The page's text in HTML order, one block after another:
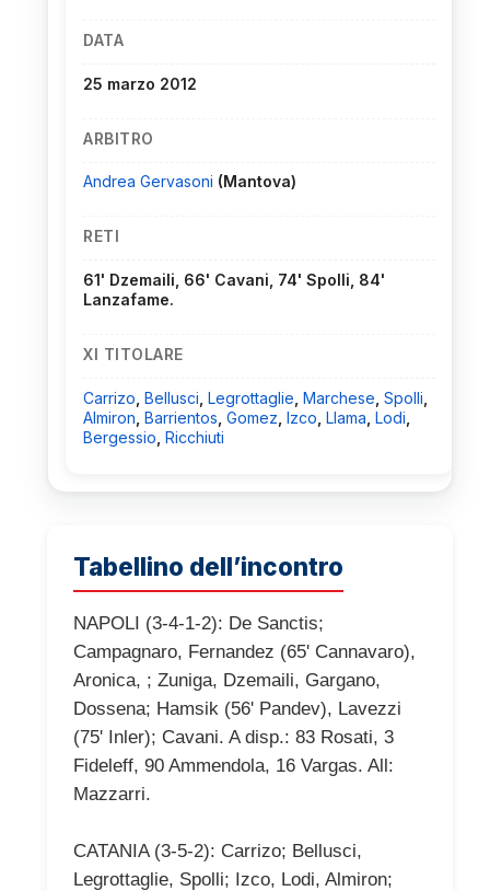
DATA
25 marzo 2012
ARBITRO
Andrea Gervasoni (Mantova)
RETI
61' Dzemaili, 66' Cavani, 74' Spolli, 84'
Lanzafame.
XI TITOLARE
Carrizo Bellusci Legrottaglie Marchese Spolli
Almiron Barrientos Gomez Izco Llama Lodi
Bergessio Ricchiuti
Tabellino dell’incontro
NAPOLI (3-4-1-2): De Sanctis;
Campagnaro, Fernandez (65' Cannavaro),
Aronica, ; Zuniga, Dzemaili, Gargano,
Dossena; Hamsik (56' Pandev), Lavezzi
(75' Inler); Cavani. A disp.: 83 Rosati, 3
Fideleff, 90 Ammendola, 16 Vargas. All:
Mazzarri.
CATANIA (3-5-2): Carrizo; Bellusci,
Legrottaglie, Spolli; Izco, Lodi, Almiron;